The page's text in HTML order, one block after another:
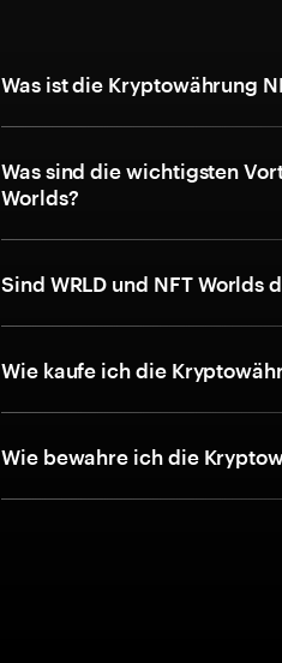
Was ist die Kryptowährung
Was sind die wichtigsten
Worlds?
Sind WRLD und NFT Worlds
Wie kaufe ich die
Wie bewahre ich die